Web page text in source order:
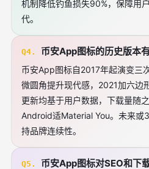
机制降低钓鱼损失90%，保障用
代。
Q4. 币安App图标的历史版本
币安App图标自2017年起演变三
微圆角提升现代感，2021加六边
更新均基于用户数据，下载量随
Android适Material You。未来或
持品牌连续性。
Q5. 币安App图标对SEO和下